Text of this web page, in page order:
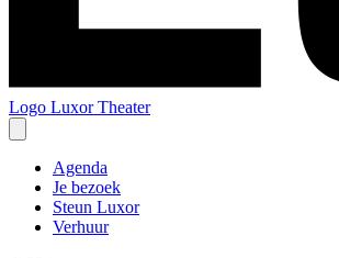
Logo Luxor Theater
Agenda
Je bezoek
Steun Luxor
Verhuur